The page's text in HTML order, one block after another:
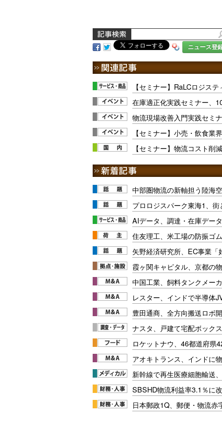
ニュース登
【セミナー】RaLCロジス
在庫適正化実践セミナー、
物流現場改善入門実践セミ
【セミナー】小売・飲食業
【セミナー】物流コスト削
中部圏物流の新軸担う陸海
プロロジスパーク東海1、
AIデータ、調達・在庫デー
住友理工、米工場の防振ゴ
矢野経済研究所、EC事業「
霞ヶ関キャピタル、京都の
中国工業、飼料タンクメー
レスター、インドで半導体
豊田通商、全方向搬送ロボ
ナスタ、戸建て宅配ボック
ロケットナウ、46都道府県
アオキトランス、インドに
新幹線で再生医療細胞輸送
SBSHD物流利益率3.1％に
日本郵政1Q、郵便・物流赤